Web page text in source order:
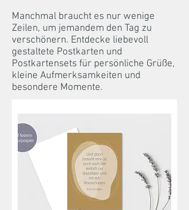
Manchmal braucht es nur wenige
Zeilen, um jemandem den Tag zu
verschönern. Entdecke liebevoll
gestaltete Postkarten und
Postkartensets für persönliche Grüße,
kleine Aufmerksamkeiten und
besondere Momente.